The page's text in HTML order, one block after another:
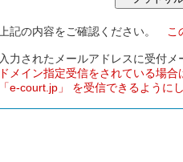
上記の内容をご確認ください。 こ
入力されたメールアドレスに受付
ドメイン指定受信をされている場合
「e-court.jp」 を受信できるように